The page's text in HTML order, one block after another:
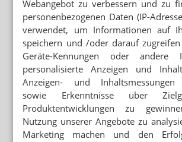
Webangebot zu verbessern und zu
personenbezogenen Daten (IP-
verwendet, um Informationen auf
speichern und /oder darauf zugreifen
Geräte-Kennungen oder andere
personalisierte Anzeigen und
Anzeigen- und Inhaltsmessungen
sowie Erkenntnisse über
Produktentwicklungen zu
Nutzung unserer Angebote zu
Marketing machen und den